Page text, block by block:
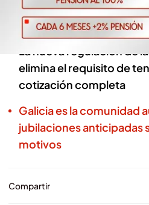
adelanto a la jubilación
acuerdo
La nueva regulación de
elimina el requisito de
cotización completa
Galicia es la comunidad
jubilaciones anticipadas
motivos
Compartir